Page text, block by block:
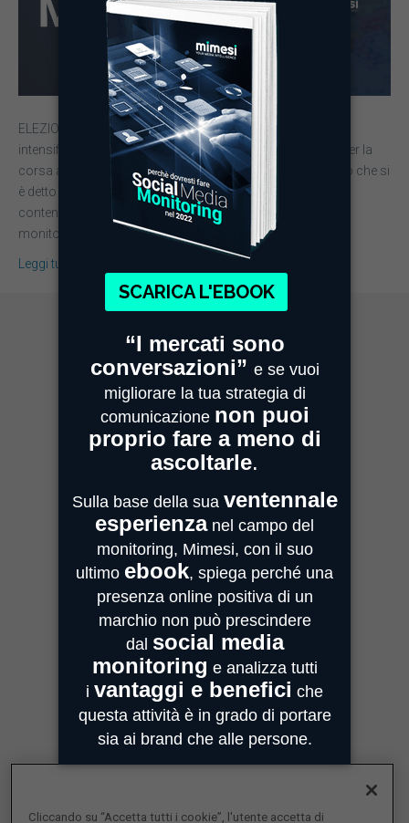
ELEZIONI EUROPEE 2019 Nei mesi di aprile e maggio si è
intensificata la comunicazione sulle campagne elettorali per la
corsa alle elezioni europee. Mimesi ha monitorato tutto ciò che si
è detto sulla stampa e sui Social Network, analizzando i
contenuti attraverso le proprie piattaforme. Il nostro
monitoraggio si è focalizzato sul voler verificare le…
Leggi tutto
MIMESI MILANO
Sede Legale e Commerciale
Centro Direzionale Milanofiori
Strada 4, Palazzo A - Scala 2
20059 Assago
Strada Quarta, 6/1D
43100 Parma
MIMESI FORLÌ
Sede divisione Audio Video
Via Guido Bonali, 14
47121 Forlì
ASSISTENZA
customercare@mimesi.com
Tel. 0521 463811
Cliccando su “Accetta tutti i cookie”, l'utente accetta di